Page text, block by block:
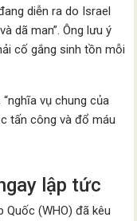
diễn ra do Israel
dã man”. Ông lưu ý
cố gắng sinh tồn mỗi
vụ chung của
tấn công và đổ máu
lập tức
(WHO) đã kêu